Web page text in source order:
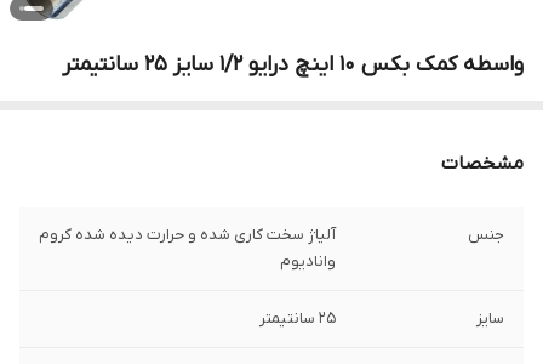
واسطه کمک بکس 10 اینچ درایو 1/2 سایز 25 سانتیمتر
مشخصات
جنس
آلیاژ سخت کاری شده و حرارت دیده شده کروم
وانادیوم
سایز 25 سانتیمتر